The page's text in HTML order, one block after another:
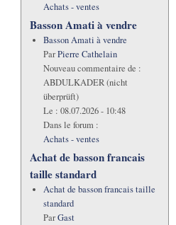
Achats - ventes
Basson Amati à vendre
Basson Amati à vendre
ParPierre Cathelain
Nouveau commentaire de :
ABDULKADER (nicht
überprüft)
Le : 08.07.2026 - 10:48
Dans le forum :
Achats - ventes
Achat de basson francais
taille standard
Achat de basson francais taille
standard
ParGast